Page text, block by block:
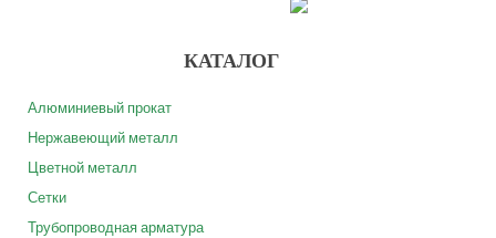
КАТАЛОГ
Алюминиевый прокат
Нержавеющий металл
Цветной металл
Сетки
Трубопроводная арматура